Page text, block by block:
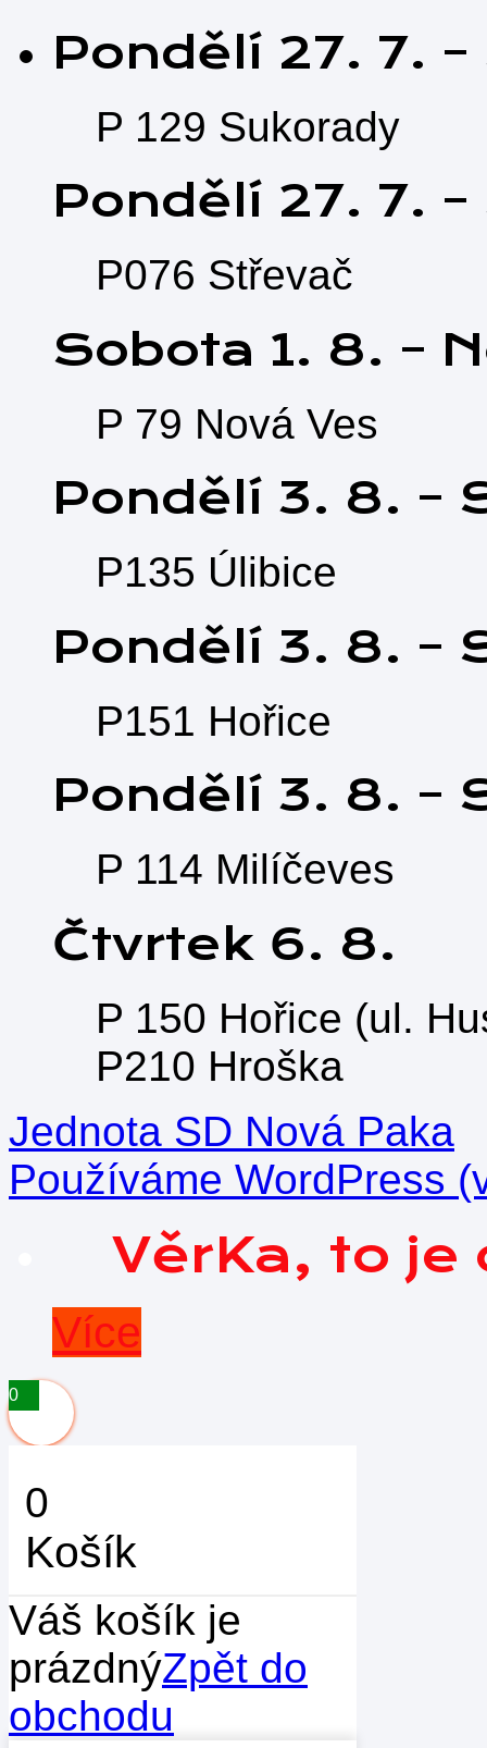
Pondělí 27. 7. –
P 129 Sukorady
Pondělí 27. 7. –
P076 Střevač
Sobota 1. 8. –
P 79 Nová Ves
Pondělí 3. 8. –
P135 Úlibice
Pondělí 3. 8. –
P151 Hořice
Pondělí 3. 8. –
P 114 Milíčeves
Čtvrtek 6. 8.
P 150 Hořice (ul.
P210 Hroška
Jednota SD Nová Paka
Používáme WordPress
VěrKa, to je
Více
0
0
Košík
Váš košík je
prázdnýZpět do
obchodu